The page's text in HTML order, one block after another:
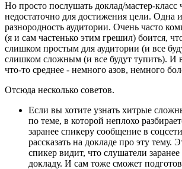
Но просто послушать доклад/мастер-класс
недостаточно для достижения цели. Одна
разнородность аудитории. Очень часто
(я и сам частенько этим грешил) боится,
слишком простым для аудитории (и все
слишком сложным (и все будут тупить). И в
что-то среднее - немного азов, немного
Отсюда несколько советов.
Если вы хотите узнать хитрые
по теме, в которой неплохо
заранее спикеру сообщение в
рассказать на докладе про эту тему.
спикер видит, что слушатели заранее
докладу. И сам тоже сможет